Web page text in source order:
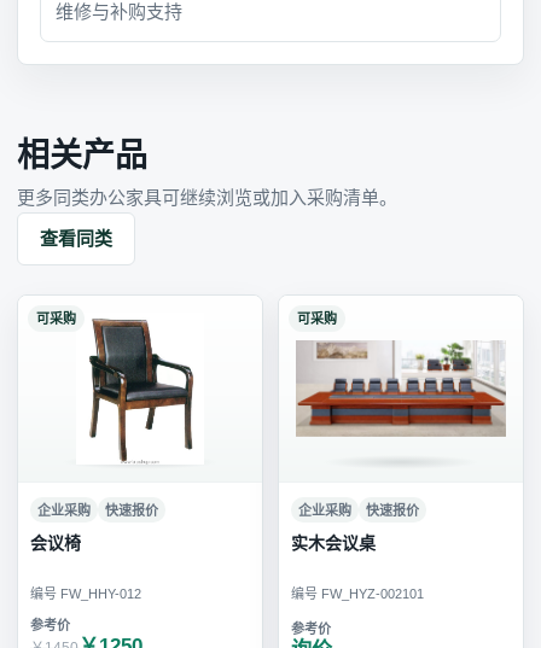
维修与补购支持
相关产品
更多同类办公家具可继续浏览或加入采购清单。
查看同类
可采购
企业采购 快速报价
会议椅
编号 FW_HHY-012
可采购
企业采购 快速报价
实木会议桌
编号 FW_HYZ-002101